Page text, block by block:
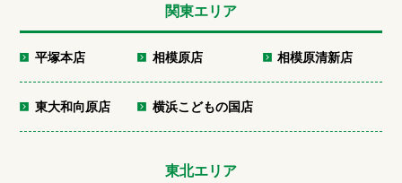
関東エリア
平塚本店 相模原店 相模原清新店
東大和向原店 横浜こどもの国店
東北エリア